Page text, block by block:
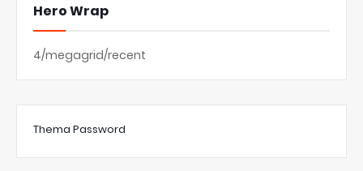
Hero Wrap
4/megagrid/recent
Thema Password